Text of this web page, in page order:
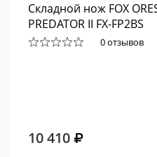
Складной нож FOX
PREDATOR II FX-FP2BS
0 отзывов
10 410